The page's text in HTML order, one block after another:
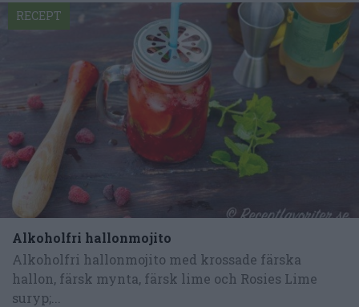
Alkoholfri hallonmojito
Alkoholfri hallonmojito med krossade färska
hallon, färsk mynta, färsk lime och Rosies Lime
suryp;...
RECEPT